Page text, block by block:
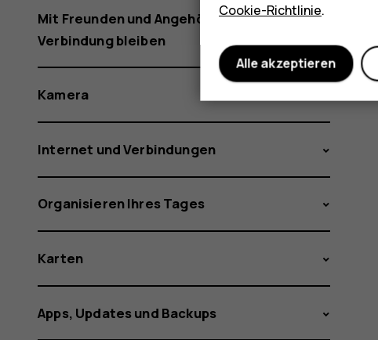
Mit Freunden und Angehörigen in
Verbindung bleiben
Kamera
Internet und Verbindungen
Organisieren Ihres Tages
Karten
Apps, Updates und Backups
Cookie-Richtlinie.
Alle akzeptieren